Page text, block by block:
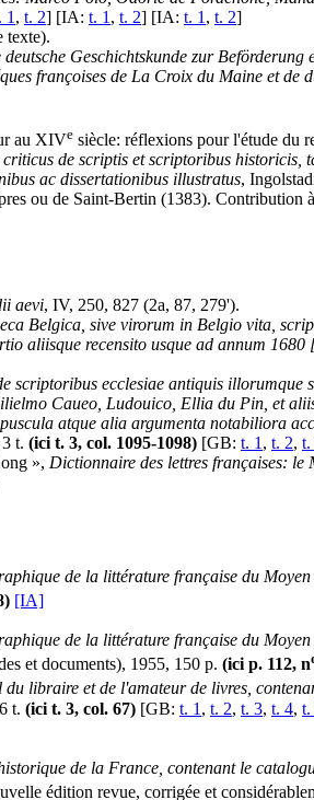
1 , t. 2] [IA: t. 1 , t. 2] [IA: t. 1 , t. 2]
texte).
Geschichtskunde zur
françoises de La Croix du Maine et de
au XIVe siècle: réflexions pour l'étude du
de scriptis et scriptoribus historicis,
ac dissertationibus illustratus,
ou de Saint-Bertin (1383).
aevi, IV, 250, 827 (2a, 87, 279').
Belgica, sive virorum in Belgio vita,
aliisque recensito usque ad annum
scriptoribus ecclesiae antiquis
Caueo, Ludouico, Ellia du Pin, et
atque alia argumenta notabiliora
t. (ici t. 3, col. 1095-1098) [GB: t. 1 , t. 2, t.
», Dictionnaire des lettres françaises: le
de la littérature française du Moyen
[IA]
de la littérature française du
et documents), 1955, 150 p. (ici p. 112, n
du libraire et de l'amateur de livres,
t. (ici t. 3, col. 67) [GB: t. 1 , t. 2, t. 3, t. 4, t.
de la France, contenant le
édition revue, corrigée et